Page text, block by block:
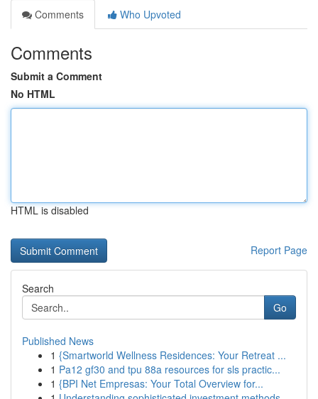
Comments
Who Upvoted
Comments
Submit a Comment
No HTML
HTML is disabled
Report Page
Search
Go
Published News
1 {Smartworld Wellness Residences: Your Retreat ...
1 Pa12 gf30 and tpu 88a resources for sls practic...
1 {BPI Net Empresas: Your Total Overview for...